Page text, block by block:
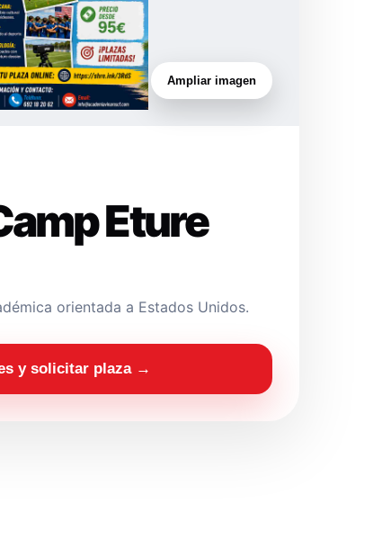
Ampliar imagen
Eture
orientada a Estados Unidos.
y solicitar plaza →